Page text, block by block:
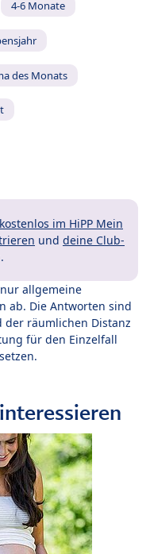
4-6 Monate
des Monats
kostenlos im HiPP Mein
und deine Club-
allgemeine
ab. Die Antworten sind
räumlichen Distanz
für den Einzelfall